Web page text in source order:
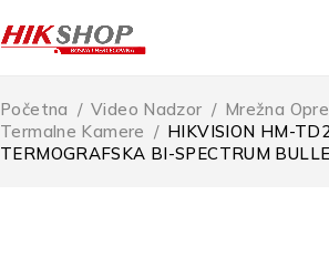
Početna / Video Nadzor / Mrežna
Termalne Kamere / HIKVISION HM-
TERMOGRAFSKA BI-SPECTRUM